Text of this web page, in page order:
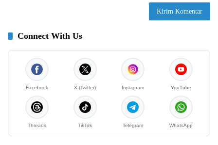
Connect With Us
Facebook X (Twitter) Instagram YouTube
Threads TikTok Telegram WhatsApp